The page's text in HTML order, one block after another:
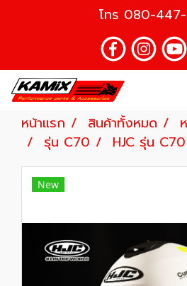
โทร 080-
หน้าแรก สินค้าทั้งหมด
รุ่น C70
HJC รุ่น
New